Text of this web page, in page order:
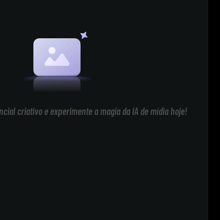
criativo e experimente a magia da IA de mídia hoje!